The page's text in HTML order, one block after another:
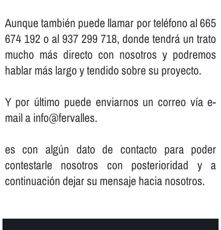
Aunque también puede llamar por teléfono al 665
674 192 o al 937 299 718, donde tendrá un trato
mucho más directo con nosotros y podremos
hablar más largo y tendido sobre su proyecto.
Y por último puede enviarnos un correo ví­a e-
mail a info@fervalles.
es con algún dato de contacto para poder
contestarle nosotros con posterioridad y a
continuación dejar su mensaje hacia nosotros.